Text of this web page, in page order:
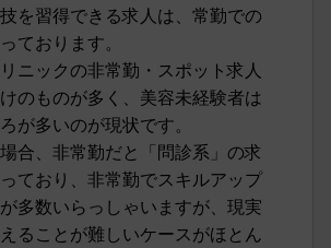
を習得できる求人は、常勤での
ております。
ニックの非常勤・スポット求人
のものが多く、美容未経験者は
が多いのが現状です。
合、非常勤だと「問診系」の求
ており、非常勤でスキルアップ
多数いらっしゃいますが、現実
ることが難しいケースがほとん